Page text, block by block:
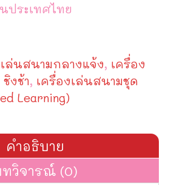
ประเทศไทย
ล่นสนามกลางแจ้ง, เครื่อง
งช้า, เครื่องเล่นสนามชุด
Learning)
คำอธิบาย
วิจารณ์ (0)